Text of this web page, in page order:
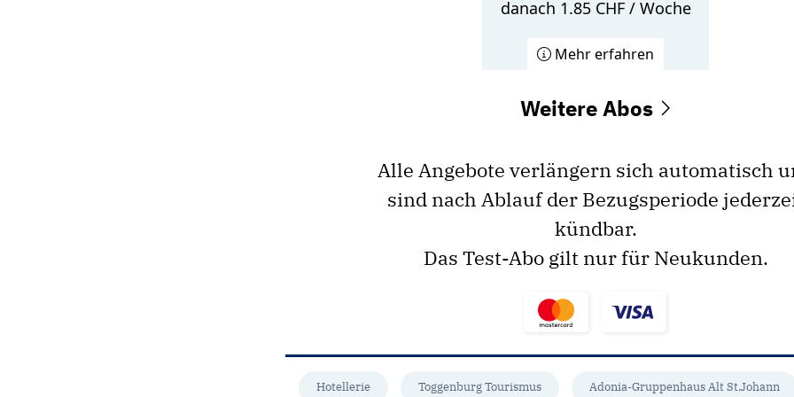
danach 1.85 CHF / Woche
Mehr erfahren
Weitere Abos
Alle Angebote verlängern sich automatisch
sind nach Ablauf der Bezugsperiode
kündbar.
Das Test-Abo gilt nur für Neukunden.
Hotellerie Toggenburg Tourismus Adonia-Gruppenhaus Alt St.Johann